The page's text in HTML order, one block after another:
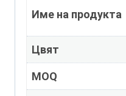
Име на продукта
Цвят
MOQ